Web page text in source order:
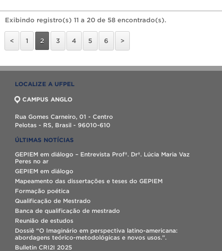
Exibindo registro(s) 11 a 20 de 58 encontrado(s).
< 1 2 3 4 5 6 >
LOCALIZE A UFPEL
CAMPUS ANGLO
Rua Gomes Carneiro, 01 - Centro
Pelotas - RS, Brasil - 96010-610
ÚLTIMAS NOTÍCIAS
GEPIEM em diálogo – Entrevista Profª. Drª. Lúcia Maria Vaz
Peres no ar
GEPIEM em diálogo
Mapeamento das dissertações e teses do GEPIEM
Formação poética
Qualificação de Mestrado
Banca de qualificação de mestrado
Reunião de estudos
Dossiê “O Imaginário em perspectiva latino-americana:
abordagens teórico-metodológicas e novos usos.”.
Bulletin CRI2I 2025